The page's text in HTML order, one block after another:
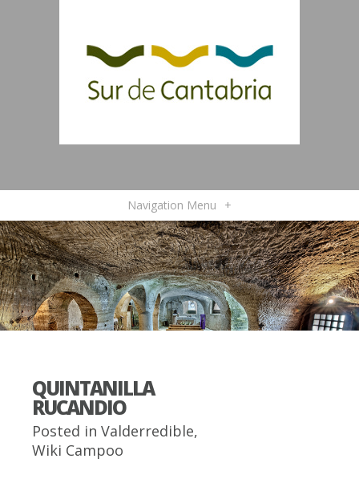
Navigation Menu +
QUINTANILLA
RUCANDIO
Posted in Valderredible,
Wiki Campoo